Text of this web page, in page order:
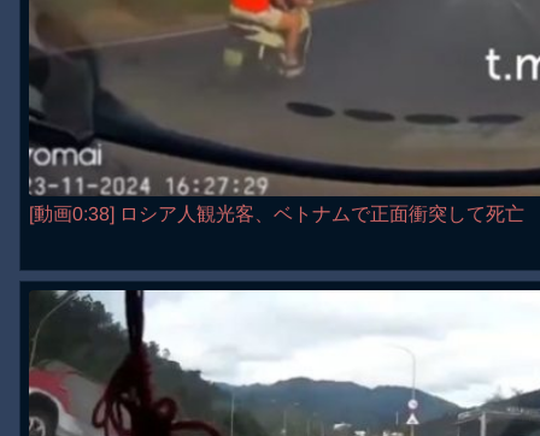
[動画0:38] ロシア人観光客、ベトナムで正面衝突して死亡